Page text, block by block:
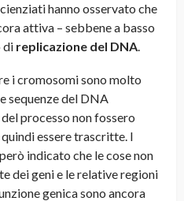
hanno osservato che
attiva – sebbene a basso
di replicazione del DNA.
i cromosomi sono molto
sequenze del DNA
processo non fossero
essere trascritte. I
indicato che le cose non
dei geni e le relative regioni
genica sono ancora